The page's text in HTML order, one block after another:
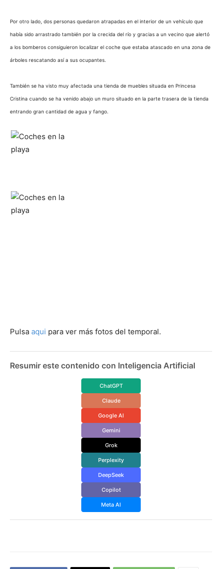
Por otro lado, dos personas quedaron atrapadas en el interior de un vehículo que
había sido arrastrado también por la crecida del río y gracias a un vecino que alertó
a los bomberos consiguieron localizar el coche que estaba atascado en una zona de
árboles rescatando así a sus ocupantes.
También se ha visto muy afectada una tienda de muebles situada en Princesa
Cristina cuando se ha venido abajo un muro situado en la parte trasera de la tienda
entrando gran cantidad de agua y fango.
Pulsa aqui para ver más fotos del temporal.
Resumir este contenido con Inteligencia Artificial
ChatGPT
Claude
Google AI
Gemini
Grok
Perplexity
DeepSeek
Copilot
Meta AI